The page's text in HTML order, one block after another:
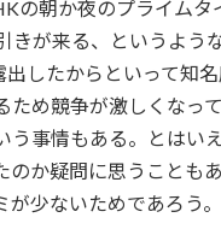
の朝か夜のプライム
が来る、というよう
したからといって知
め競争が激しくなっ
事情もある。とはい
か疑問に思うことも
少ないためであろう。